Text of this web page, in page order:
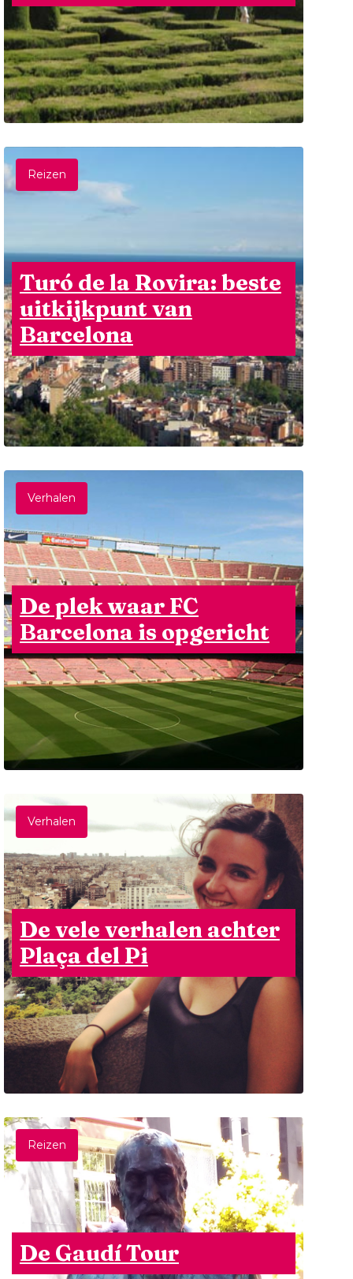
Reizen
Turó de la Rovira: beste
uitkijkpunt van
Barcelona
Verhalen
De plek waar FC
Barcelona is opgericht
Verhalen
De vele verhalen achter
Plaça del Pi
Reizen
De Gaudí Tour